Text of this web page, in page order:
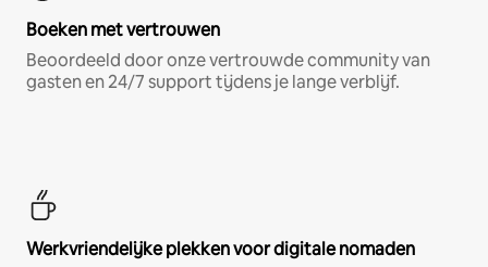
Boeken met vertrouwen
Beoordeeld door onze vertrouwde community van
gasten en 24/7 support tijdens je lange verblijf.
Werkvriendelijke plekken voor digitale nomaden